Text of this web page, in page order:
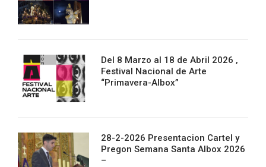
Del 8 Marzo al 18 de Abril 2026 ,
Festival Nacional de Arte
“Primavera-Albox”
28-2-2026 Presentacion Cartel y
Pregon Semana Santa Albox 2026
–